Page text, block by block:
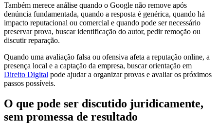
Também merece análise quando o Google não remove após
denúncia fundamentada, quando a resposta é genérica, quando há
impacto reputacional ou comercial e quando pode ser necessário
preservar prova, buscar identificação do autor, pedir remoção ou
discutir reparação.
Quando uma avaliação falsa ou ofensiva afeta a reputação online, a
presença local e a captação da empresa, buscar orientação em
Direito Digital pode ajudar a organizar provas e avaliar os próximos
passos possíveis.
O que pode ser discutido juridicamente,
sem promessa de resultado